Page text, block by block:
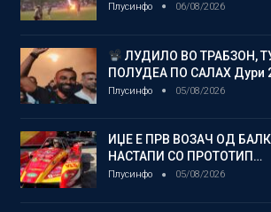
Плусинфо 06/08/2026
ЛУДИЛО ВО ТРАБЗОН,
ПОЛУДЕА ПО САЛАХ Дури
Плусинфо 05/08/2026
ИЏЕ Е ПРВ ВОЗАЧ ОД
НАСТАПИ СО ПРОТОТИП…
Плусинфо 05/08/2026